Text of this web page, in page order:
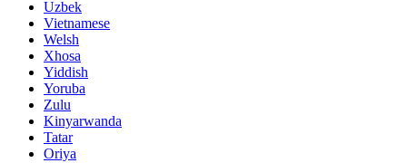
Uzbek
Vietnamese
Welsh
Xhosa
Yiddish
Yoruba
Zulu
Kinyarwanda
Tatar
Oriya